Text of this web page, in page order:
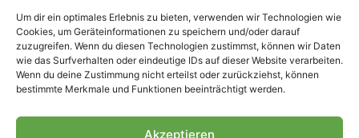
Um dir ein optimales Erlebnis zu bieten, verwenden wir Technologien wie
Cookies, um Geräteinformationen zu speichern und/oder darauf
zuzugreifen. Wenn du diesen Technologien zustimmst, können wir Daten
wie das Surfverhalten oder eindeutige IDs auf dieser Website verarbeiten.
Wenn du deine Zustimmung nicht erteilst oder zurückziehst, können
bestimmte Merkmale und Funktionen beeinträchtigt werden.
Akzeptieren
– Alle rechte vorbehalten.
Fohlen-Hautnah.de ist ein
offiziell eingetragenes Magazin
bei der Deutschen
Nationalbibliothek (ISSN 1868-
Weiterverarbeitung, auch